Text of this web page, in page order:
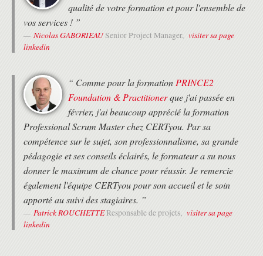
qualité de votre formation et pour l'ensemble de
vos services ! ”
Nicolas GABORIEAUSenior Project Manager, visiter sa page
linkedin
“ Comme pour la formation PRINCE2
Foundation & Practitionerque j'ai passée en
février, j'ai beaucoup apprécié la formation
Professional Scrum Master chez CERTyou. Par sa
compétence sur le sujet, son professionnalisme, sa grande
pédagogie et ses conseils éclairés, le formateur a su nous
donner le maximum de chance pour réussir. Je remercie
également l'équipe CERTyou pour son accueil et le soin
apporté au suivi des stagiaires. ”
Patrick ROUCHETTEResponsable de projets, visiter sa page
linkedin